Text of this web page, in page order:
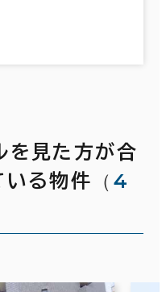
を見た方が合
いる物件
（ 4